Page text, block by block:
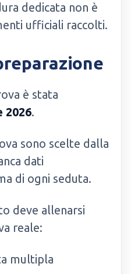
dedicata non è
ufficiali raccolti.
è stata
2026.
sono scelte dalla
dati
di ogni seduta.
deve allenarsi
reale:
multipla